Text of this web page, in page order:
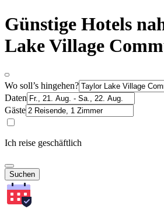
Günstige Hotels
Lake Village
Wo soll’s hingehen?
Daten
Gäste
Ich reise geschäftlich
Suchen